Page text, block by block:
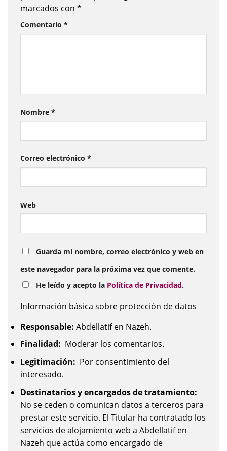
marcados con *
Comentario *
Nombre *
Correo electrónico *
Web
Guarda mi nombre, correo electrónico y web en
este navegador para la próxima vez que comente.
He leído y acepto la Política de Privacidad.
Información básica sobre protección de datos
Responsable: Abdellatif en Nazeh.
Finalidad: Moderar los comentarios.
Legitimación: Por consentimiento del
interesado.
Destinatarios y encargados de tratamiento:
No se ceden o comunican datos a terceros para
prestar este servicio. El Titular ha contratado los
servicios de alojamiento web a Abdellatif en
Nazeh que actúa como encargado de